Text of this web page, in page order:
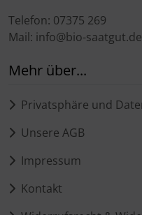
Telefon: 07375 269
Mail: info@bio-saatgut.de
Mehr über...
Privatsphäre und
Unsere AGB
Impressum
Kontakt